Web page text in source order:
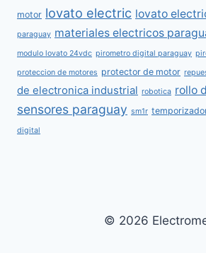
motor lovato electric lovato
paraguay materiales electricos
modulo lovato 24vdc pirometro digital paraguay
proteccion de motores protector de motor
de electronica industrial robotica rollo
sensores paraguay sm1r
digital
© 2026